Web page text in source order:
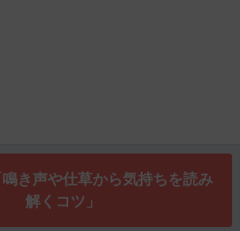
き声や仕草から気持ちを読み
解くコツ」